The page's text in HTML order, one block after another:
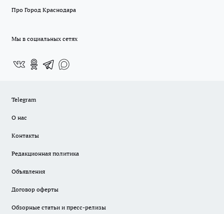
Про Город Краснодара
Мы в социальных сетях
Telegram
О нас
Контакты
Редакционная политика
Объявления
Договор оферты
Обзорные статьи и пресс-релизы